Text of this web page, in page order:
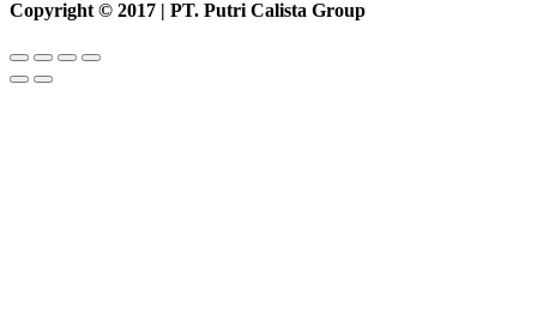
Copyright © 2017 | PT. Putri Calista Group